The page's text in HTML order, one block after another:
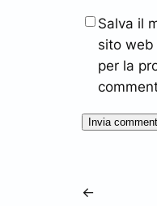
Salva il
sito
per la
←